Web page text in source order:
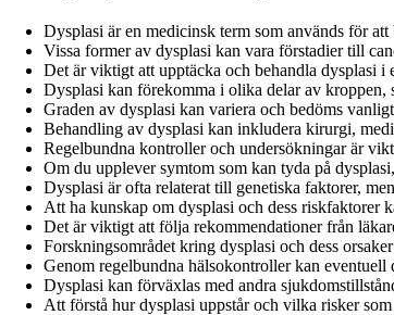
Dysplasi är en medicinsk term som används för
Vissa former av dysplasi kan vara förstadier till
Det är viktigt att upptäcka och behandla dysplasi
Dysplasi kan förekomma i olika delar av
Graden av dysplasi kan variera och bedöms
Behandling av dysplasi kan inkludera kirurgi,
Regelbundna kontroller och undersökningar är
Om du upplever symtom som kan tyda på
Dysplasi är ofta relaterat till genetiska faktorer,
Att ha kunskap om dysplasi och dess riskfaktorer
Det är viktigt att följa rekommendationer från
Forskningsområdet kring dysplasi och dess
Genom regelbundna hälsokontroller kan eventuell
Dysplasi kan förväxlas med andra
Att förstå hur dysplasi uppstår och vilka risker